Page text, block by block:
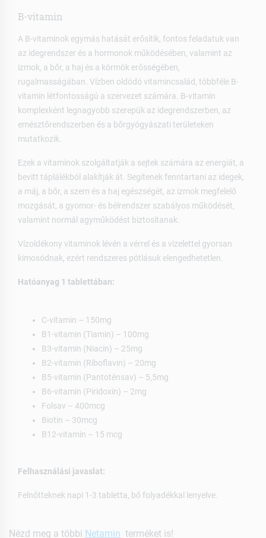
B-vitamin
A B-vitaminok egymás hatását erősítik, fontos feladatuk van
az idegrendszer és a hormonok működésében, valamint az
izmok, a bőr, a haj és a körmök erősségében,
rugalmasságában. Vízben oldódó vitamincsalád, többféle B-
vitamin létfontosságú a szervezet számára. B-vitamin
komplexként legnagyobb szerepük az idegrendszerben, az
emésztőrendszerben és a bőrgyógyászati területeken
mutatkozik.
Ezek a vitaminok szolgáltatják a sejtek számára az energiát, a
bevitt táplálékból alakítják át. Segítenek fenntartani az idegek,
a máj, a bőr, a szem és a haj egészségét, az izmok megfelelő
mozgását, a gyomor- és bélrendszer szabályos működését,
valamint normál agyműködést biztosítanak.
Vízoldékony vitaminok lévén a vérrel és a vizelettel gyorsan
kimosódnak, ezért rendszeres pótlásuk elengedhetetlen.
Hatóanyag 1 tablettában:
C-vitamin – 150mg
B1-vitamin (Tiamin) – 100mg
B3-vitamin (Niacin) – 25mg
B2-vitamin (Riboflavin) – 20mg
B5-vitamin (Pantoténsav) – 5,5mg
B6-vitamin (Piridoxin) – 2mg
Folsav – 400mcg
Biotin – 30mcg
B12-vitamin – 15 mcg
Felhasználási javaslat:
Felnőtteknek napi 1-3 tabletta, bő folyadékkal lenyelve.
Nézd meg a többi Netamin terméket is!